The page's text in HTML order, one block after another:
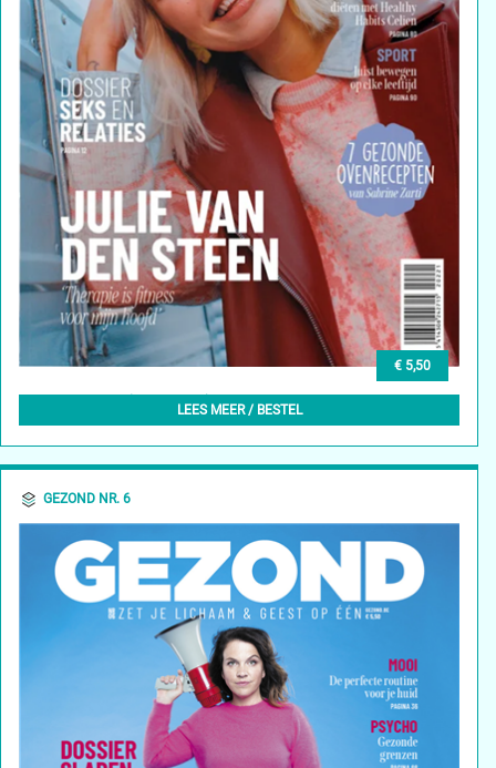
€ 5,50
GEZOND NR. 7 (LENTE 2022) - 18/02/2022
LEES MEER / BESTEL
GEZOND NR. 6